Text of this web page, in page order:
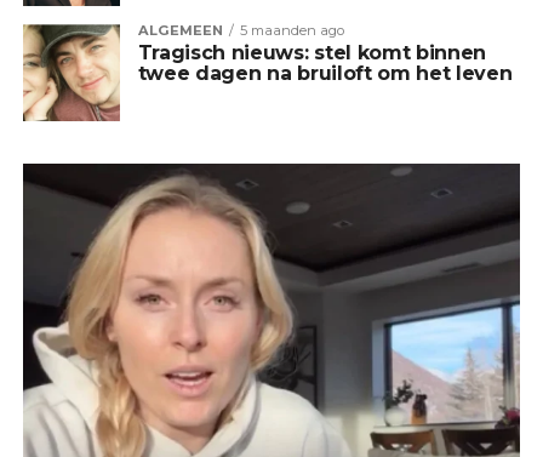
ALGEMEEN 5 maanden ago
Tragisch nieuws: stel komt binnen
twee dagen na bruiloft om het leven